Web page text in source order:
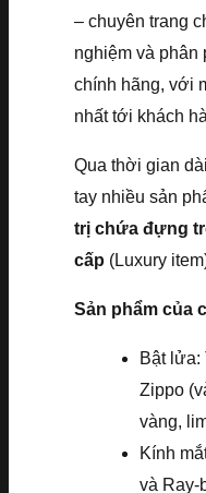
– chuyên trang
nghiệm và phân
chính hãng, với
nhất tới khách
Qua thời gian
tay nhiều sản
trị chứa đựng
cấp (Luxury
Sản phẩm của
Bật lửa:
Zippo
vàng,
Kính
và Ray-